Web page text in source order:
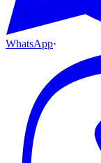
WhatsApp·